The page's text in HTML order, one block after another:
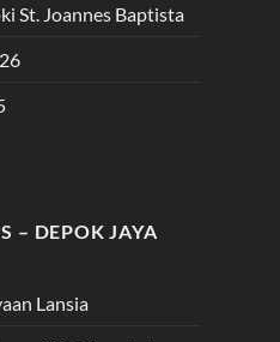
St. Joannes Baptista
– DEPOK JAYA
Lansia